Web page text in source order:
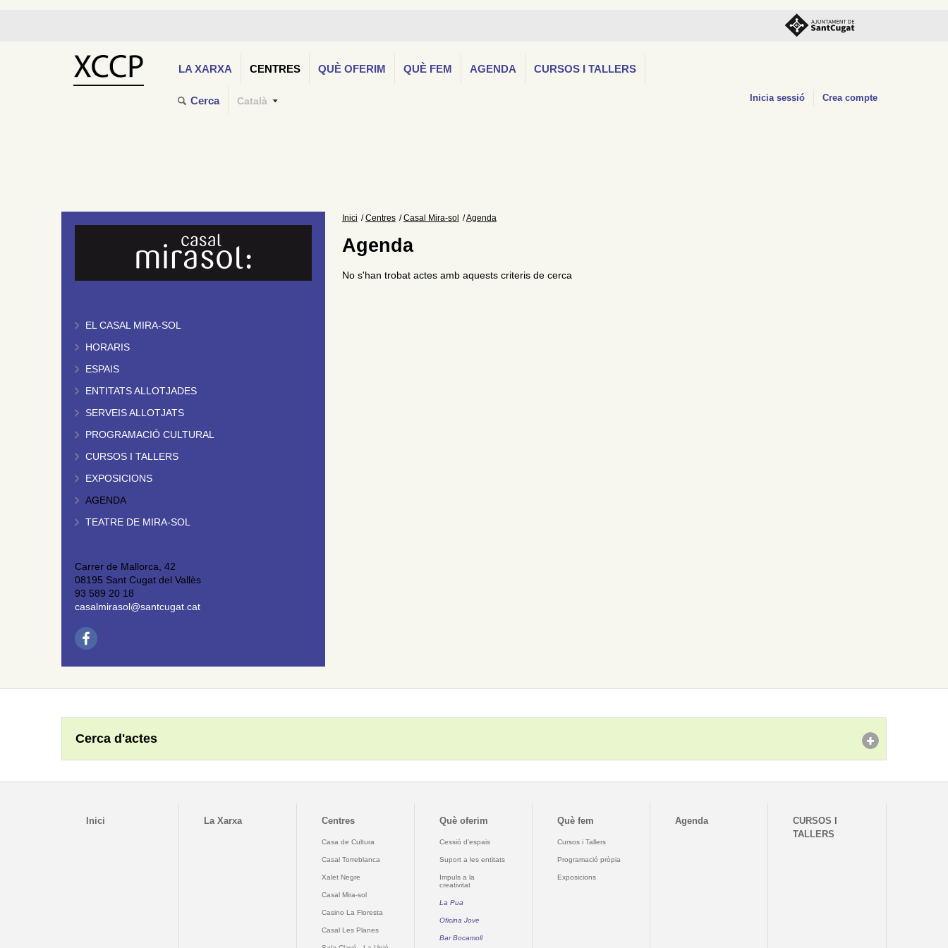
LA XARXA CENTRES QUÈ OFERIM QUÈ FEM AGENDA CURSOS I TALLERS
Cerca Català Inicia sessió Crea compte
EL CASAL MIRA-SOL
HORARIS
ESPAIS
ENTITATS ALLOTJADES
SERVEIS ALLOTJATS
PROGRAMACIÓ CULTURAL
CURSOS I TALLERS
EXPOSICIONS
AGENDA
TEATRE DE MIRA-SOL
Carrer de Mallorca, 42
08195 Sant Cugat del Vallès
93 589 20 18
casalmirasol@santcugat.cat
Inici Centres Casal Mira-sol Agenda
Agenda
No s'han trobat actes amb aquests criteris de cerca
Cerca d'actes
Inici La Xarxa Centres
Casa de Cultura
Casal Torreblanca
Xalet Negre
Casal Mira-sol
Casino La Floresta
Casal Les Planes
Què oferim
Cessió d'espais
Suport a les entitats
Impuls a la
creativitat
La Pua
Oficina Jove
Bar Bocamoll
Què fem
Cursos i Tallers
Programació pròpia
Exposicions
Agenda
CURSOS I
TALLERS